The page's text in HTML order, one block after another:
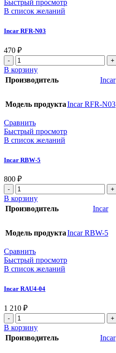
Быстрый просмотр
В список желаний
Incar RFR-N03
470 ₽
В корзину
Производитель
Incar
Модель продуктаIncar RFR-N03
Сравнить
Быстрый просмотр
В список желаний
Incar RBW-5
800 ₽
В корзину
Производитель
Incar
Модель продуктаIncar RBW-5
Сравнить
Быстрый просмотр
В список желаний
Incar RAU4-04
1 210 ₽
В корзину
Производитель
Incar